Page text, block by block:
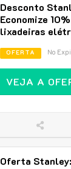
Desconto
Economize
lixadeiras
OFERTA No
VEJA A
Oferta